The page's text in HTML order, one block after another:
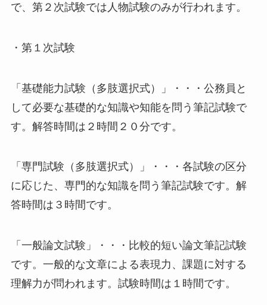
で、第２次試験では人物試験のみが行われます。
・第１次試験
「基礎能力試験（多肢選択式）」・・・公務員と
して必要な基礎的な知識や知能を問う筆記試験で
す。解答時間は２時間２０分です。
「専門試験（多肢選択式）」・・・各試験の区分
に応じた、専門的な知識を問う筆記試験です。解
答時間は３時間です。
「一般論文試験」・・・比較的短い論文筆記試験
です。一般的な文章による表現力、課題に対する
理解力が問われます。試験時間は１時間です。